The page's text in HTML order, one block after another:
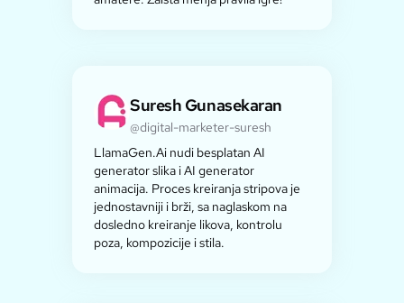
Suresh Gunasekaran
@digital-marketer-suresh
LlamaGen.Ai nudi besplatan AI
generator slika i AI generator
animacija. Proces kreiranja stripova je
jednostavniji i brži, sa naglaskom na
dosledno kreiranje likova, kontrolu
poza, kompozicije i stila.